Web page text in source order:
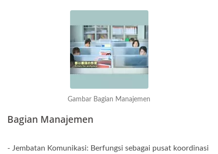
Gambar Bagian Manajemen
Bagian Manajemen
- Jembatan Komunikasi: Berfungsi sebagai pusat koordinasi